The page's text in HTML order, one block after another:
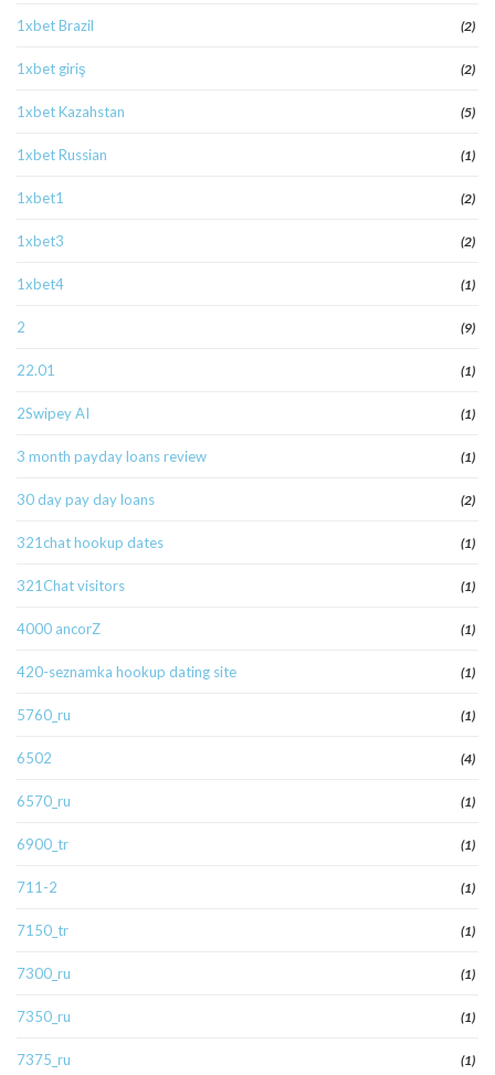
1xbet Brazil (2)
1xbet giriş (2)
1xbet Kazahstan (5)
1xbet Russian (1)
1xbet1 (2)
1xbet3 (2)
1xbet4 (1)
2 (9)
22.01 (1)
2Swipey AI (1)
3 month payday loans review (1)
30 day pay day loans (2)
321chat hookup dates (1)
321Chat visitors (1)
4000 ancorZ (1)
420-seznamka hookup dating site (1)
5760_ru (1)
6502 (4)
6570_ru (1)
6900_tr (1)
711-2 (1)
7150_tr (1)
7300_ru (1)
7350_ru (1)
7375_ru (1)